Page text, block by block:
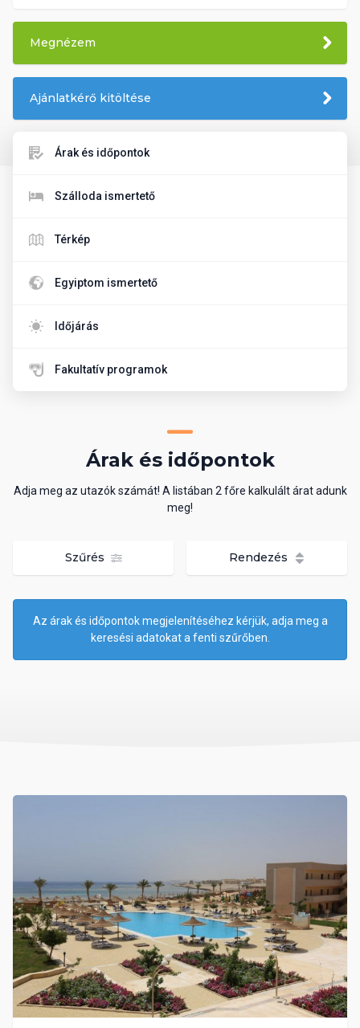
Megnézem
Ajánlatkérő kitöltése
Árak és időpontok
Szálloda ismertető
Térkép
Egyiptom ismertető
Időjárás
Fakultatív programok
Árak és időpontok
Adja meg az utazók számát! A listában 2 főre kalkulált árat adunk
meg!
Szűrés Rendezés
Az árak és időpontok megjelenítéséhez kérjük, adja meg a
keresési adatokat a fenti szűrőben.